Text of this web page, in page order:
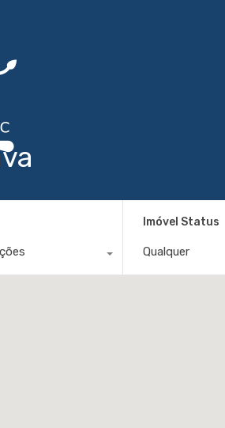
Imóvel Status
Qualquer